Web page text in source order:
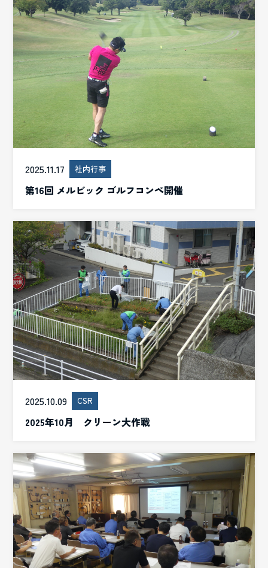
2025.11.17 社内行事
第16回 メルビック ゴルフコンペ開催
2025.10.09 CSR
2025年10月 クリーン大作戦